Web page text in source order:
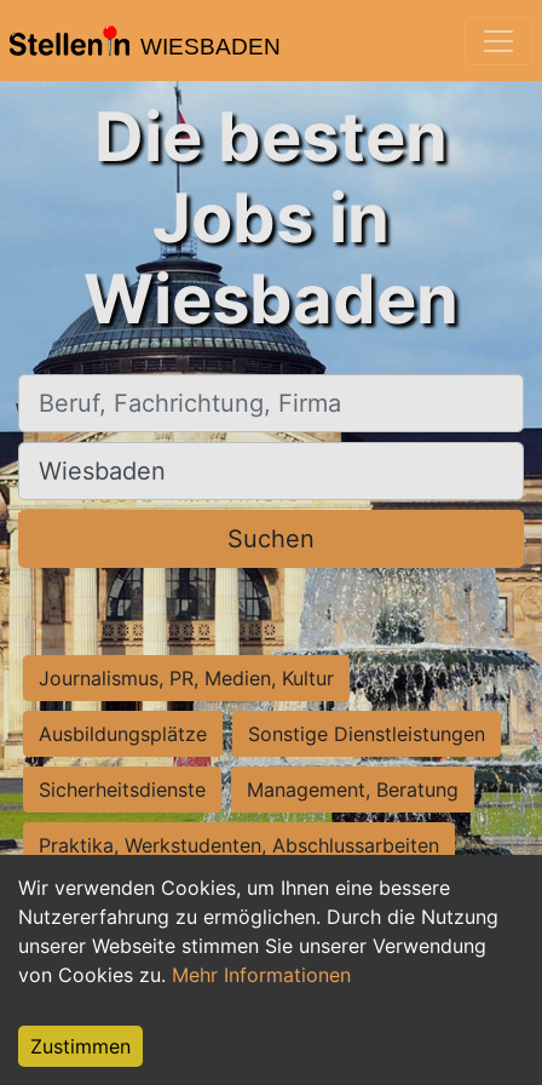
WIESBADEN
Wir verwenden Cookies, um Ihnen eine bessere
Nutzererfahrung zu ermöglichen. Durch die Nutzung
unserer Webseite stimmen Sie unserer Verwendung
von Cookies zu. Mehr Informationen
Zustimmen
Die besten
Jobs in
Wiesbaden
Beruf, Fachrichtung, Firma
Ort, Stadt
Suchen
Journalismus, PR, Medien, Kultur
Ausbildungsplätze Sonstige Dienstleistungen
Sicherheitsdienste Management, Beratung
Praktika, Werkstudenten, Abschlussarbeiten
Personalwesen Assistenz, Sekretariat
Hilfskräfte, Aushilfs- und Nebenjobs
Weiterbildung, Studium, duale Ausbildung